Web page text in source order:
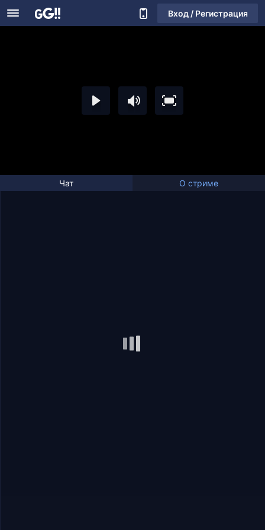
Вход / Регистрация
Чат О стриме